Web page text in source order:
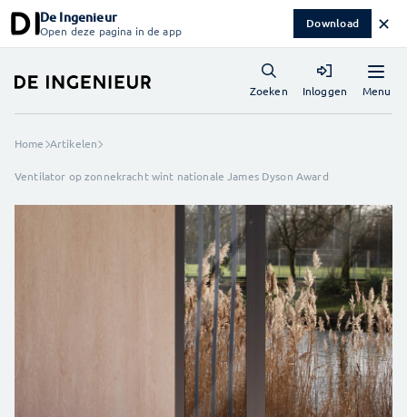
De Ingenieur
Open deze pagina in de app Download ✕
Menu
Zoeken Inloggen
Home Artikelen
Ventilator op zonnekracht wint nationale James Dyson Award